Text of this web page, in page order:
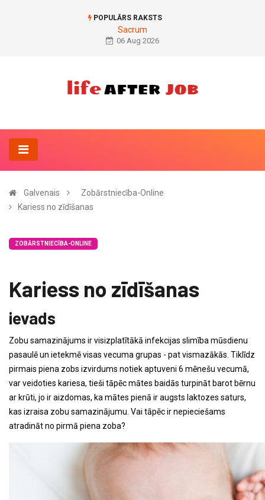
POPULĀRS RAKSTS
Sacrum
06 Aug 2026
Galvenais
Zobārstniecība-Online
Kariess no zīdīšanas
ZOBĀRSTNIECĪBA-ONLINE
Kariess no zīdīšanas
ievads
Zobu samazinājums ir visizplatītākā infekcijas slimība mūsdienu
pasaulē un ietekmē visas vecuma grupas - pat vismazākās. Tiklīdz
pirmais piena zobs izvirdums notiek aptuveni 6 mēnešu vecumā,
var veidoties kariesa, tieši tāpēc mātes baidās turpināt barot bērnu
ar krūti, jo ir aizdomas, ka mātes pienā ir augsts laktozes saturs,
kas izraisa zobu samazinājumu. Vai tāpēc ir nepieciešams
atradināt no pirmā piena zoba?